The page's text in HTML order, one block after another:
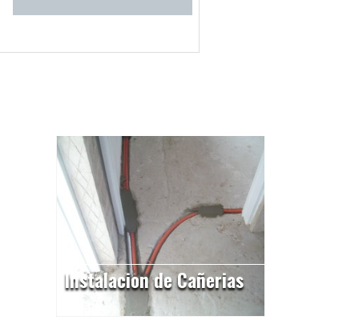
Instalacion de Cañerias